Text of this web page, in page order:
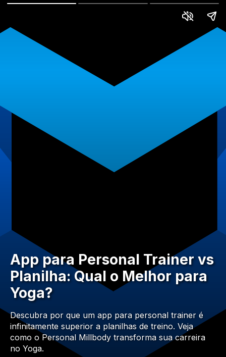
App para Personal Trainer vs
Planilha: Qual o Melhor para
Yoga?
Descubra por que um app para personal trainer é
infinitamente superior a planilhas de treino. Veja
como o Personal Millbody transforma sua carreira
no Yoga.